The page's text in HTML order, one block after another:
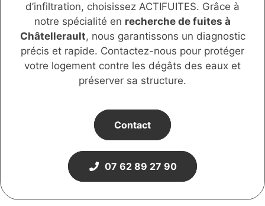
d’infiltration, choisissez ACTIFUITES. Grâce à
notre spécialité en recherche de fuites à
Châtellerault, nous garantissons un diagnostic
précis et rapide. Contactez-nous pour protéger
votre logement contre les dégâts des eaux et
préserver sa structure.
Contact
07 62 89 27 90